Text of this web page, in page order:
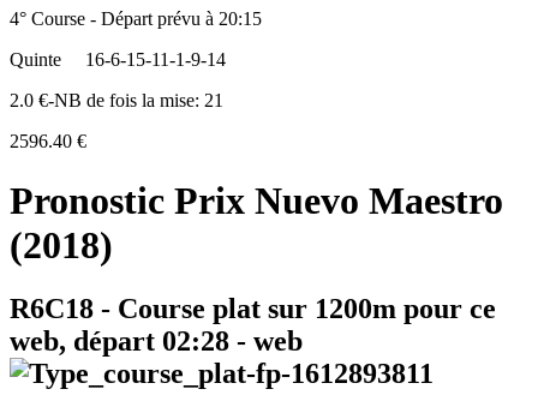
4° Course - Départ prévu à 20:15
Quinte
16-6-15-11-1-9-14
2.0 €-NB de fois la mise: 21
2596.40 €
Pronostic Prix Nuevo Maestro
(2018)
R6C18 - Course plat sur 1200m pour ce
web, départ 02:28 - web